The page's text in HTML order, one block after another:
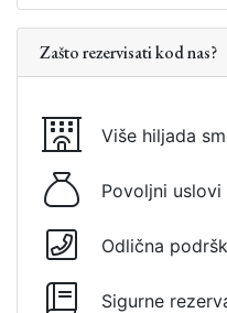
Zašto rezervisati kod nas?
Više hiljada
Povoljni uslovi
Odlična
Sigurne